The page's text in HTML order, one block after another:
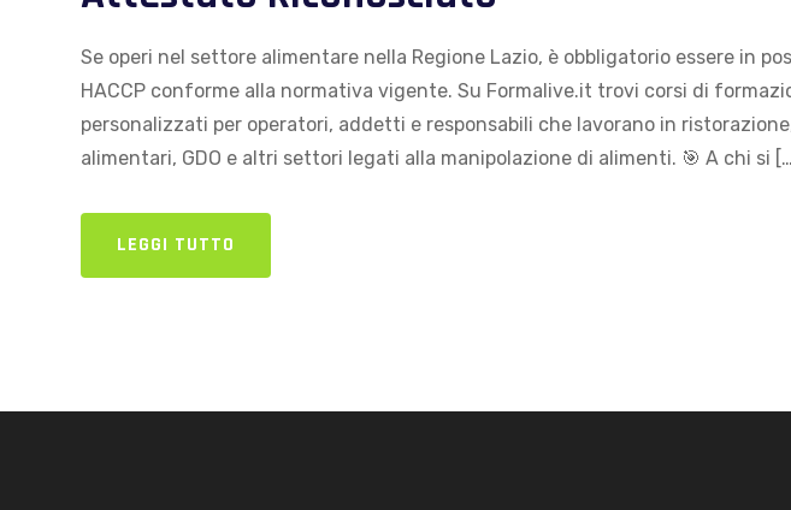
Se operi nel settore alimentare nella Regione Lazio, è obbligatorio essere in
HACCP conforme alla normativa vigente. Su Formalive.it trovi corsi di
personalizzati per operatori, addetti e responsabili che lavorano in
alimentari, GDO e altri settori legati alla manipolazione di alimenti. 🎯 A chi si […]
LEGGI TUTTO